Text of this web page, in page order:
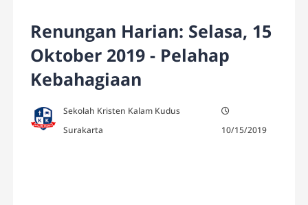
Renungan Harian: Selasa, 15
Oktober 2019 - Pelahap
Kebahagiaan
Sekolah Kristen Kalam Kudus
Surakarta
10/15/2019